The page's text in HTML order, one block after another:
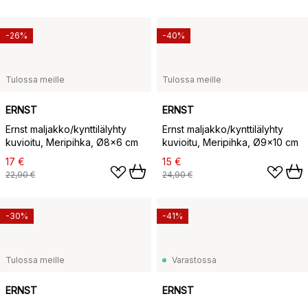
Tulossa meille
ERNST
Ernst maljakko/kynttilälyhty
kuvioitu, Meripihka, Ø8x6 cm
17 €
22,90 €
-26%
Tulossa meille
ERNST
Ernst maljakko/kynttilälyhty
kuvioitu, Meripihka, Ø9x10 cm
15 €
24,90 €
-40%
Tulossa meille
ERNST
-30%
Varastossa
ERNST
-41%